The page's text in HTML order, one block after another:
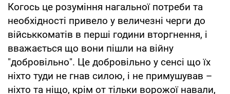
Когось це розуміння нагальної потреби та
необхідності привело у величезні черги до
військкоматів в перші години вторгнення, і
вважається що вони пішли на війну
"добровільно". Це добровільно у сенсі що їх
ніхто туди не гнав силою, і не примушував –
ніхто та ніщо, крім от тільки ворожої навали,